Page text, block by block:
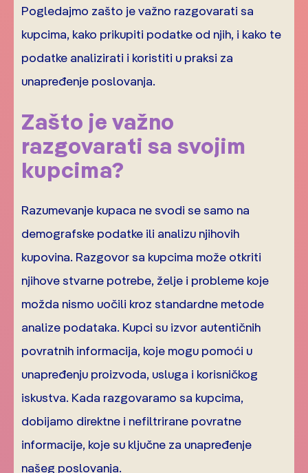
Pogledajmo zašto je važno razgovarati sa
kupcima, kako prikupiti podatke od njih, i kako te
podatke analizirati i koristiti u praksi za
unapređenje poslovanja.
Zašto je važno
razgovarati sa svojim
kupcima?
Razumevanje kupaca ne svodi se samo na
demografske podatke ili analizu njihovih
kupovina. Razgovor sa kupcima može otkriti
njihove stvarne potrebe, želje i probleme koje
možda nismo uočili kroz standardne metode
analize podataka. Kupci su izvor autentičnih
povratnih informacija, koje mogu pomoći u
unapređenju proizvoda, usluga i korisničkog
iskustva. Kada razgovaramo sa kupcima,
dobijamo direktne i nefiltrirane povratne
informacije, koje su ključne za unapređenje
našeg poslovanja.